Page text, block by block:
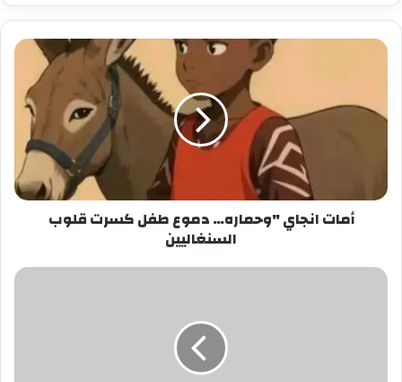
وحصار.
الوقفة شاركت فيها شخصيات بارزة من مختلف
المشارب والتوجهات السياسية، ومن الأكاديميين
ونشطاء المجتمع المدني والطلاب وغيرهم.
تدخل الوقفة في إطار الاستجابة للدعوة العالمية
للتضامن مع سكان غزة، والتي تضمنت إضراباً شاملاً
عن العمل في مختلف المستشفيات والمؤسسات
التعليمية.
كما أغلقت الأسواق والمحلات التجارية أبوابها منذ
وتعطلت حركة النقل بشكل شبه كامل في العاصمة
نواكشوط، في ظل استجابة الناقلين وأصحاب سيارة
أمات انجاي "وحماره… دموع طفل كسرت قلوب
السنغاليين